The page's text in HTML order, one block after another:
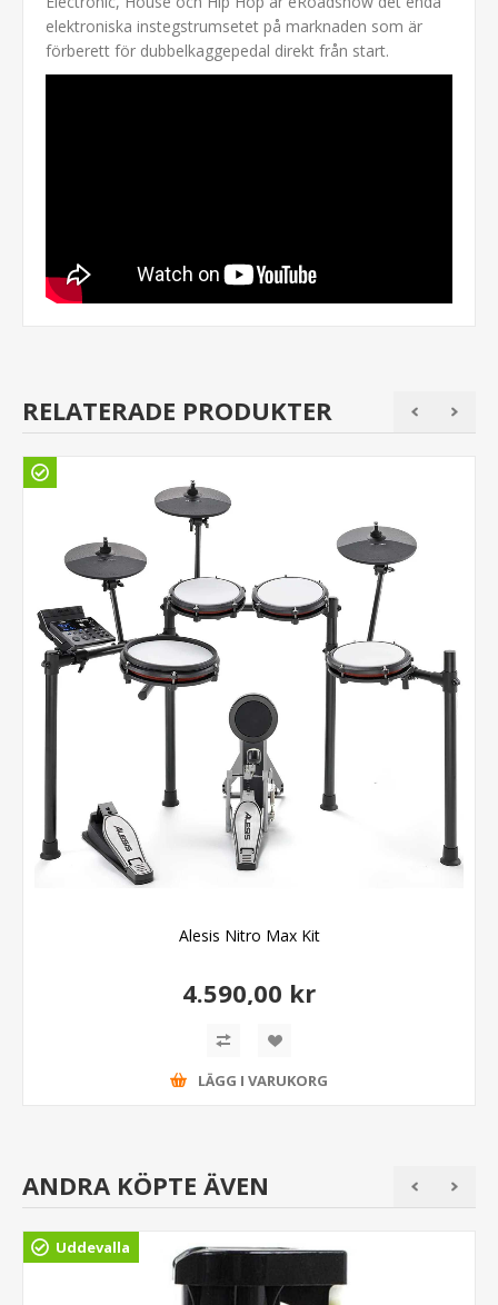
elektroniska instegstrumsetet på marknaden som är
förberett för dubbelkaggepedal direkt från start.
RELATERADE PRODUKTER
Alesis Nitro Max Kit
4.590,00 kr
LÄGG I VARUKORG
ANDRA KÖPTE ÄVEN
Uddevalla